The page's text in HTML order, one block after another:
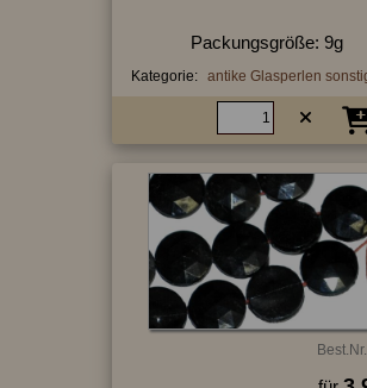
Packungsgröße: 9g
Kategorie: antike Glasperlen